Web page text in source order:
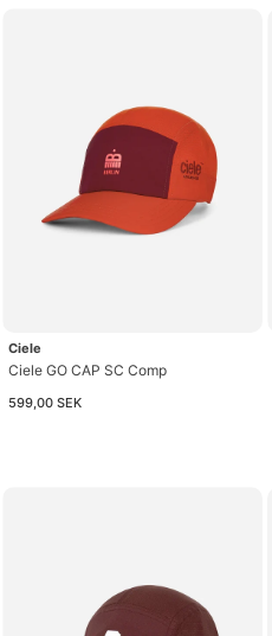
Ciele
Ciele GO CAP SC Comp
599,00 SEK